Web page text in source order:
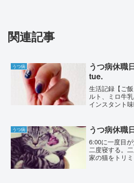
関連記事
うつ病
うつ病休職
tue.
生活記録【ご
ルト、ミロ牛
インスタント
れてしまった
眠記録（前回
うつ病 うつ病休職
6:00に一度目
二度寝する。
家の猫をトリ